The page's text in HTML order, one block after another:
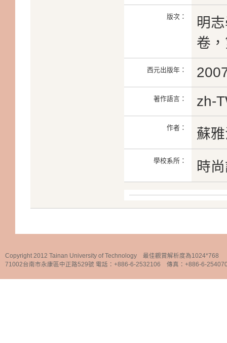
版次：
明
卷
西元出版年：
著作語言： zh-
作者： 蘇
學校系所： 時
Copyright 2012 Tainan University of Technology 最佳觀賞解析度為1024*768
71002台南市永康區中正路529號 電話：+886-6-2532106 傳真：+886-6-